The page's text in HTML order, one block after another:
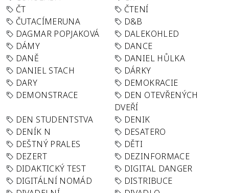
ČT
ČTENÍ
ČUTACÍMERUNA
D&B
DAGMAR POPJAKOVÁ
DALEKOHLED
DÁMY
DANCE
DANĚ
DANIEL HŮLKA
DANIEL STACH
DÁRKY
DARY
DEMOKRACIE
DEMONSTRACE
DEN OTEVŘENÝCH
DVEŘÍ
DEN STUDENTSTVA
DENIK
DENÍK N
DESATERO
DEŠTNÝ PRALES
DĚTI
DEZERT
DEZINFORMACE
DIDAKTICKÝ TEST
DIGITAL DANGER
DIGITÁLNÍ NOMÁD
DISTRIBUCE